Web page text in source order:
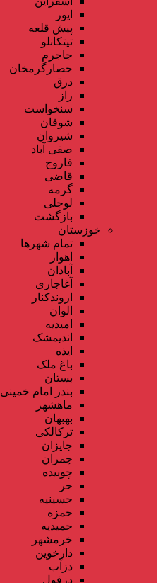
ایور
پیش قلعه
تیتکانلو
جاجرم
حصارگرمخان
درق
راز
سنخواست
شوقان
شیروان
صفی آباد
فاروج
قاضی
گرمه
لوجلی
بازگشت
خوزستان
تمام شهر‌ها
اهواز
آبادان
آغاجاری
اروندکنار
الوان
امیدیه
اندیمشک
ایذه
باغ ملک
بستان
بندر امام خمینی
ماهشهر
بهبهان
ترکالکی
جایزان
چمران
چوبیده
حر
حسینیه
حمزه
حمیدیه
خرمشهر
دارخوین
دزآب
دزفول